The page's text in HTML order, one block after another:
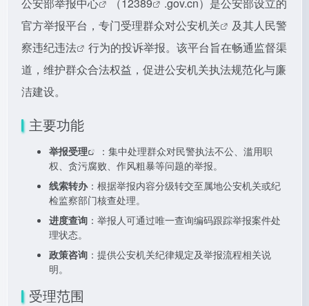
官方举报平台，专门受理群众对公安机关
及其人民警
察违纪违法
行为的投诉举报。该平台旨在畅通监督渠
道，维护群众合法权益，促进公安机关执法规范化与廉
洁建设。
主要功能
举报受理
：集中处理群众对民警执法不公、滥用职
权、贪污腐败、作风粗暴等问题的举报。
线索转办：根据举报内容分级转交至属地公安机关或纪
检监察部门核查处理。
进度查询 ：举报人可通过唯一查询编码跟踪举报案件处
理状态。
政策咨询 ：提供公安机关纪律规定及举报流程相关说
明。
受理范围